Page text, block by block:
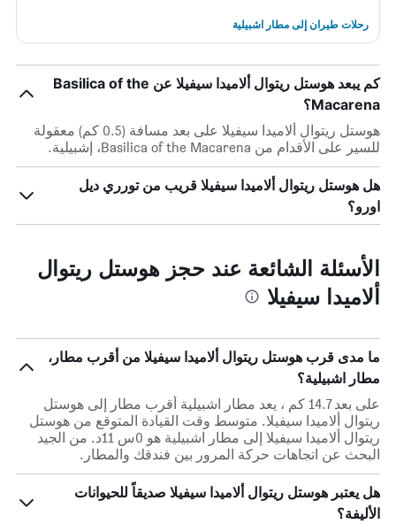
رحلات طيران إلى مطار اشبيلية
كم يبعد هوستل ريتوال ألاميدا سيفيلا عن Basilica of the
Macarena؟
هوستل ريتوال ألاميدا سيفيلا على بعد مسافة (0.5 كم) معقولة
للسير على الأقدام من Basilica of the Macarena، إشبيلية.
هل هوستل ريتوال ألاميدا سيفيلا قريب من تورري ديل
اورو؟
الأسئلة الشائعة عند حجز هوستل ريتوال
ألاميدا سيفيلا
ما مدى قرب هوستل ريتوال ألاميدا سيفيلا من أقرب مطار،
مطار اشبيلية؟
على بعد 14.7 كم ، يعد مطار اشبيلية أقرب مطار إلى هوستل
ريتوال ألاميدا سيفيلا. متوسط وقت القيادة المتوقع من هوستل
ريتوال ألاميدا سيفيلا إلى مطار اشبيلية هو 0س 11د. من الجيد
البحث عن اتجاهات حركة المرور بين فندقك والمطار.
هل يعتبر هوستل ريتوال ألاميدا سيفيلا صديقاً للحيوانات
الأليفة؟